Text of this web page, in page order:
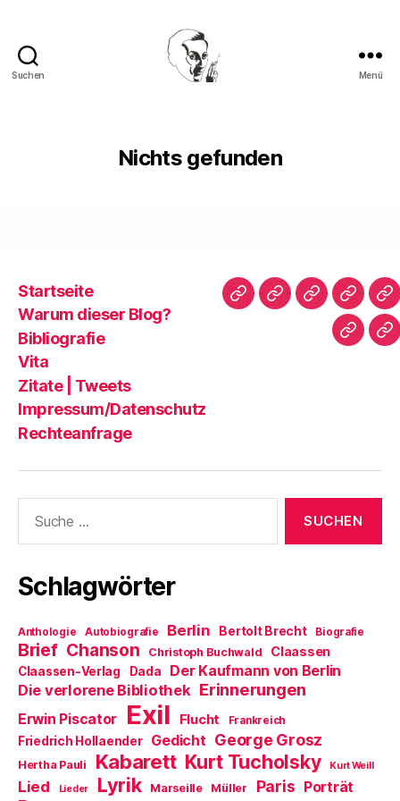
Suchen Menü
Nichts gefunden
Startseite
Warum dieser Blog?
Bibliografie
Vita
Zitate | Tweets
Impressum/Datenschutz
Rechteanfrage
Startseite
WarumBibliografie
Vita
|
nach:
Schlagwörter
Anthologie Autobiografie Berlin Bertolt Brecht Biografie
Brief Chanson Christoph Buchwald Claassen
Claassen-Verlag Dada Der Kaufmann von Berlin
Die verlorene Bibliothek Erinnerungen
Erwin Piscator Exil Flucht Frankreich
Friedrich Hollaender Gedicht George Grosz
Hertha Pauli Kabarett Kurt Tucholsky Kurt Weill
Lied Lieder Lyrik Marseille Müller Paris Porträt